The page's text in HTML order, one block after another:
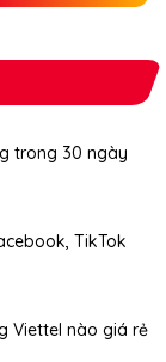
trong 30 ngày
TikTok
Viettel nào giá rẻ